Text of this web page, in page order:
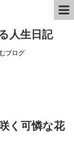
人生日記
ブログ
く可憐な花